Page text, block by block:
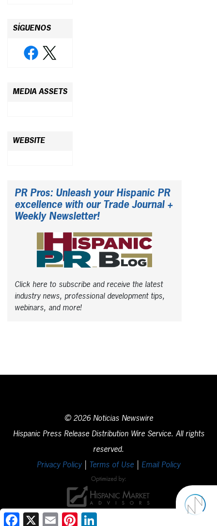
SÍGUENOS
MEDIA ASSETS
WEBSITE
PR Pros: Unleash your Hispanic PR
excellence with our Trade Journal +
Weekly Newsletter!
Click here to subscribe and receive the latest
industry news, professional development tips,
webinars, and more!
© 2026 Noticias Newswire
Hispanic Press Release Distribution Wire Service. All rights
reserved.
Privacy Policy| Terms of Use Email Policy
Facebook
X Email Pinterest